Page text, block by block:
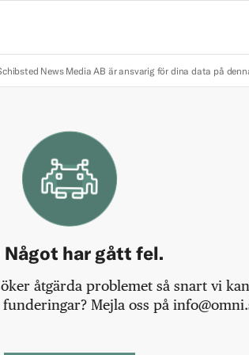
News Media AB är ansvarig för dina data på
Något har gått fel.
åtgärda problemet så snart vi
Mejla oss på